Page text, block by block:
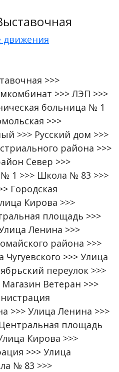
движения
>>>
>>> ЛЭП >>>
больница № 1
>>>
>>> Русский дом >>>
района >>>
Север >>>
1 >>> Школа № 83 >>>
Городская
Кирова >>>
площадь >>>
Ленина >>>
района >>>
>>> Улица
переулок >>>
Ветеран >>>
>>> Улица Ленина >>>
площадь
Кирова >>>
>>> Улица
№ 83 >>>